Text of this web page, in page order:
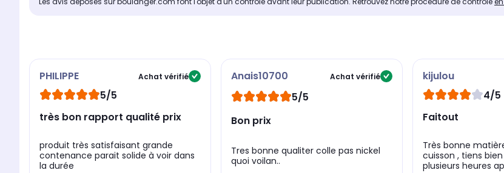
PHILIPPE Achat vérifié
5/5
très bon rapport qualité prix
produit très satisfaisant grande
contenance parait solide à voir dans
la durée
Anais10700 Achat vérifié
5/5
Bon prix
Tres bonne qualiter colle pas nickel
quoi voilan..
kijulou
4/5
Faitout
Très bonne
cuisson , tiens
plusieurs heures